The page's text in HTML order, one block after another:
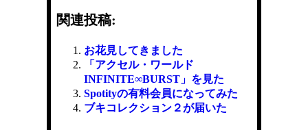
関連投稿:
お花見してきました
「アクセル・ワールド
INFINITE∞BURST」を見た
Spotityの有料会員になってみた
ブキコレクション２が届いた